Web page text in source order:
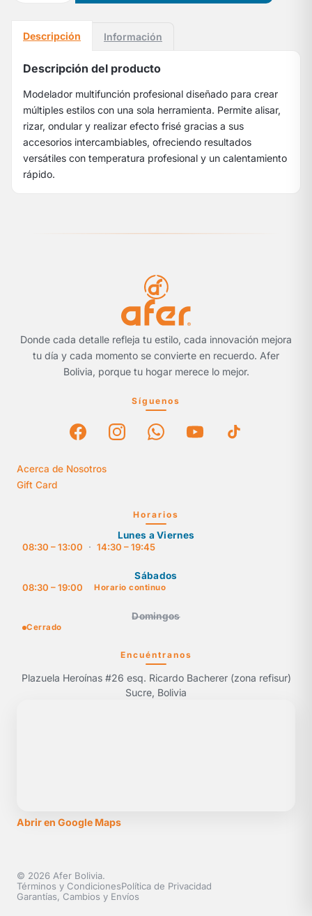
Descripción Información
Descripción del producto
Modelador multifunción profesional diseñado para crear
múltiples estilos con una sola herramienta. Permite alisar,
rizar, ondular y realizar efecto frisé gracias a sus
accesorios intercambiables, ofreciendo resultados
versátiles con temperatura profesional y un calentamiento
rápido.
Donde cada detalle refleja tu estilo, cada innovación mejora
tu día y cada momento se convierte en recuerdo. Afer
Bolivia, porque tu hogar merece lo mejor.
Síguenos
Acerca de Nosotros
Gift Card
Horarios
Lunes a Viernes
08:30 – 13:00
· 14:30 – 19:45
Sábados
08:30 – 19:00
Horario continuo
Domingos
Cerrado
Encuéntranos
Plazuela Heroínas #26 esq. Ricardo Bacherer (zona refisur)
Sucre, Bolivia
Abrir en Google Maps
© 2026 Afer Bolivia.
Términos y CondicionesPolítica de Privacidad
Garantías, Cambios y Envíos